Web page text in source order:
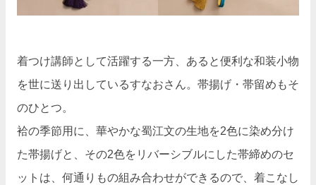
着つけ講師として活躍する一方、あると便利な和装小物
を世に送り出しているすなおさん。帯揚げ・帯留めもそ
のひとつ。
袷の季節用に、華やかな蜀江文の生地を2色に染め分け
た帯揚げと、その2色をリバーシブルにした帯締めのセ
ットは、何通りもの組み合わせができるので、着こなし